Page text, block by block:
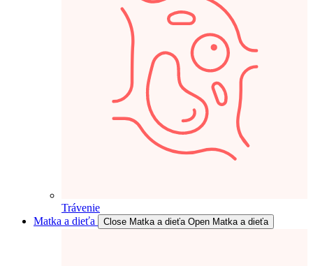
Trávenie
Matka a dieťa
Close Matka a dieťa Open Matka a dieťa